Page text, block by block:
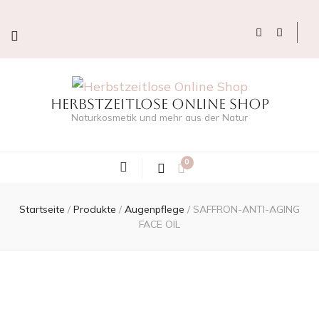
Herbstzeitlose Online Shop
Naturkosmetik und mehr aus der Natur
0
Startseite / Produkte / Augenpflege / SAFFRON-ANTI-AGING
FACE OIL